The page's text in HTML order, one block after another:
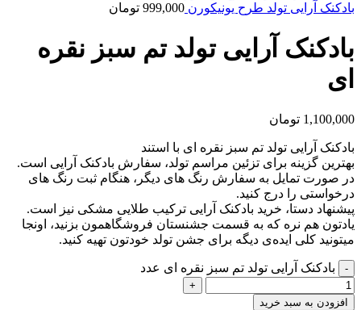
بادکنک آرایی تولد طرح یونیکورن 999,000 تومان
بادکنک آرایی تولد تم سبز نقره
ای
1,100,000 تومان
بادکنک آرایی تولد تم سبز نقره ای با استند
بهترین گزینه برای تزئین مراسم تولد، سفارش بادکنک آرایی است.
در صورت تمایل به سفارش رنگ های دیگر، هنگام ثبت رنگ های
درخواستی را درج کنید.
پیشنهاد دستا، خرید بادکنک آرایی ترکیب طلایی مشکی نیز است.
یادتون هم نره که به قسمت جشنستان فروشگاهمون بزنید، اونجا
میتونید کلی ایده‌ی دیگه برای جشن تولد خودتون تهیه کنید.
بادکنک آرایی تولد تم سبز نقره ای عدد
افزودن به سبد خرید